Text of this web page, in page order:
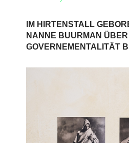
IM HIRTENSTALL
NANNE BUURMAN
GOVERNEMENTALITÄT